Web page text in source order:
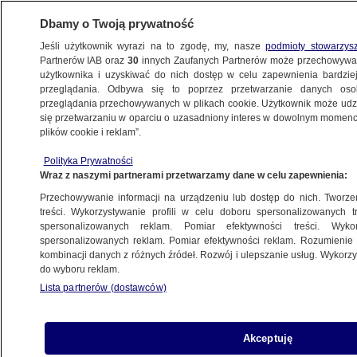
METEO
NAJNOWSZE
28.06.2014, 21:25
Udostępnij
Dbamy o Twoją prywatność
Jeśli użytkownik wyrazi na to zgodę, my, naszepodmioty
Partnerów IAB oraz30 innych Zaufanych Partnerów może
użytkownika i uzyskiwać do nich dostęp w celu zapewnienia
przeglądania. Odbywa się to poprzez przetwarzanie danych
przeglądania przechowywanych w plikach cookie. Użytkownik może
się przetwarzaniu w oparciu o uzasadniony interes w dowolnym
plików cookie i reklam”.
Polityka Prywatności
Wraz z naszymi partnerami przetwarzamy dane w celu zapewnienia:
Przechowywanie informacji na urządzeniu lub dostęp do nich.
treści. Wykorzystywanie profili w celu doboru spersonalizowanych
spersonalizowanych reklam. Pomiar efektywności treści.
spersonalizowanych reklam. Pomiar efektywności reklam.
kombinacji danych z różnych źródeł. Rozwój i ulepszanie usług.
do wyboru reklam.
Lista partnerów (dostawców)
Akceptuję